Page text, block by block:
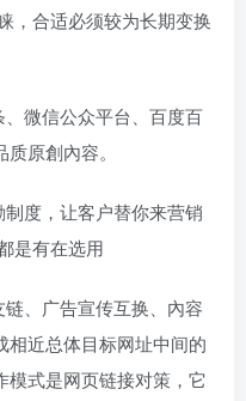
，合适必须较为长期变换
微信公众平台、百度百
原創內容。
度，让客户替你来营销
是有在选用
、广告宣传互换、內容
相近总体目标网址中间的
模式是网页链接对策，它